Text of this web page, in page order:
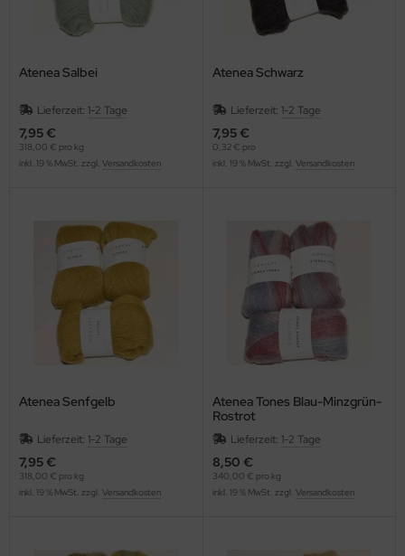
Atenea Salbei
Lieferzeit: 1-2 Tage
7,95 €
318,00 € pro kg
inkl. 19 % MwSt. zzgl. Versandkosten
Atenea Schwarz
Lieferzeit: 1-2 Tage
7,95 €
0,32 € pro
inkl. 19 % MwSt. zzgl. Versandkosten
Atenea Senfgelb
Lieferzeit: 1-2 Tage
7,95 €
318,00 € pro kg
inkl. 19 % MwSt. zzgl. Versandkosten
Atenea Tones Blau-Minzgrün-
Rostrot
Lieferzeit: 1-2 Tage
8,50 €
340,00 € pro kg
inkl. 19 % MwSt. zzgl. Versandkosten